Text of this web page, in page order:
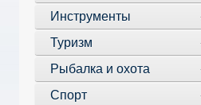
Инструменты
Туризм
Рыбалка и охота
Спорт